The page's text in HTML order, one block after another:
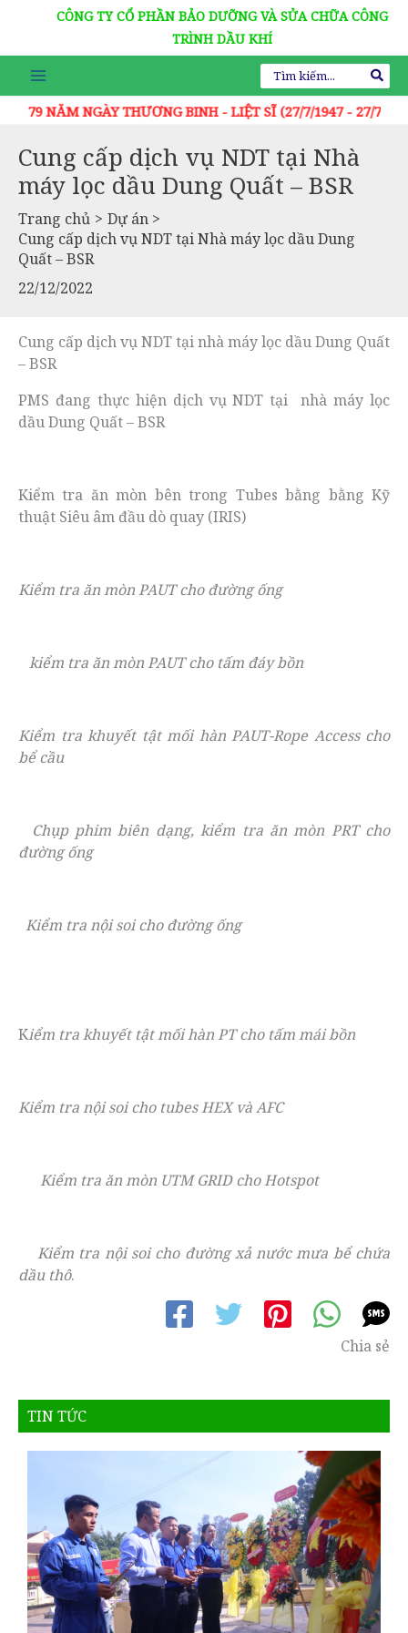
nội
dung
CÔNG TY CỔ PHẦN BẢO DƯỠNG VÀ SỬA CHỮA CÔNG
TRÌNH DẦU KHÍ
Tìm
kiếm:
THƯƠNG BINH - LIỆT SĨ (27/7/1947 - 27/7/2026)
Cung cấp dịch vụ NDT tại Nhà
máy lọc dầu Dung Quất – BSR
Trang chủ
Dự án
Cung cấp dịch vụ NDT tại Nhà máy lọc dầu Dung
Quất – BSR
22/12/2022
Cung cấp dịch vụ NDT tại nhà máy lọc dầu Dung Quất
– BSR
PMS đang thực hiện dịch vụ NDT tại nhà máy lọc
dầu Dung Quất – BSR
Kiểm tra ăn mòn bên trong Tubes bằng bằng Kỹ
thuật Siêu âm đầu dò quay (IRIS)
Kiểm tra ăn mòn PAUT cho đường ống
kiểm tra ăn mòn PAUT cho tấm đáy bồn
Kiểm tra khuyết tật mối hàn PAUT-Rope Access cho
bể cầu
Chụp phim biên dạng, kiểm tra ăn mòn PRT cho
đường ống
Kiểm tra nội soi cho đường ống
Kiểm tra khuyết tật mối hàn PT cho tấm mái bồn
Kiểm tra nội soi cho tubes HEX và AFC
Kiểm tra ăn mòn UTM GRID cho Hotspot
Kiểm tra nội soi cho đường xả nước mưa bể chứa
dầu thô.
Chia sẻ
TIN TỨC